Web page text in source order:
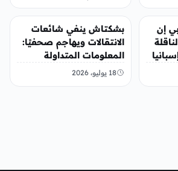
إن
رياضة
بشكتاش ينفي شائعات
الانتقالات ويهاجم صحفيًا:
المعلومات المتداولة
“مختلقة”
18 يوليو، 2026